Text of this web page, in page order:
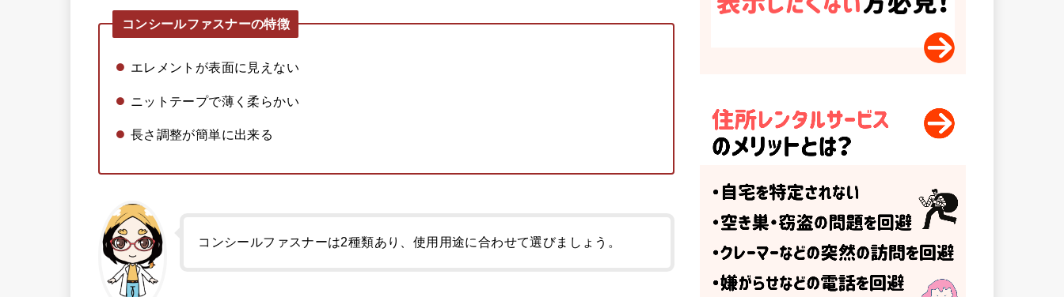
コンシールファスナーの特徴
エレメントが表面に見えない
ニットテープで薄く柔らかい
長さ調整が簡単に出来る
コンシールファスナーは2種類あり、使用用途に合わせて選びましょう。